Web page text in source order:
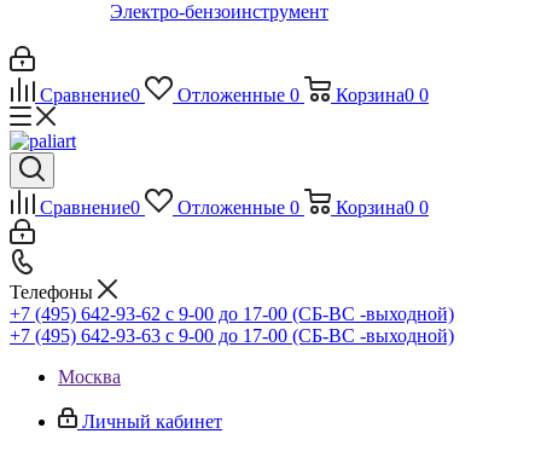
Электро-бензоинструмент
Сравнение0 Отложенные 0 Корзина0 0
Сравнение0 Отложенные 0 Корзина0 0
Телефоны
+7 (495) 642-93-62 c 9-00 до 17-00 (СБ-ВС -выходной)
+7 (495) 642-93-63 c 9-00 до 17-00 (СБ-ВС -выходной)
Москва
Личный кабинет